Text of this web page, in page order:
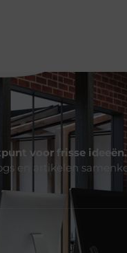
voor frisse
en artikelen